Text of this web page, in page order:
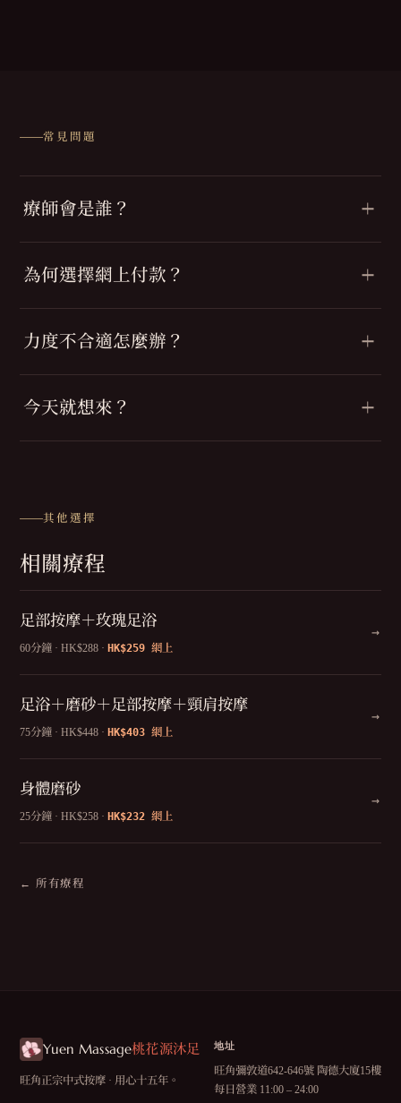
常見問題
療師會是誰？
為何選擇網上付款？
力度不合適怎麼辦？
今天就想來？
其他選擇
相關療程
足部按摩＋玫瑰足浴
60分鐘 · HK$288 ·HK$259網上
→
足浴＋磨砂＋足部按摩＋頸肩按摩
75分鐘 · HK$448 ·HK$403網上
→
身體磨砂
25分鐘 · HK$258 ·HK$232網上
→
← 所有療程
Yuen Massage桃花源沐足
旺角正宗中式按摩 · 用心十五年。
地址
旺角彌敦道642-646號 陶德大廈15樓
每日營業 11:00 – 24:00